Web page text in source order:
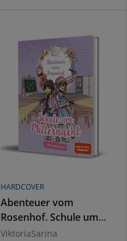
HARDCOVER
Abenteuer vom
Rosenhof. Schule um
Mitternacht
ViktoriaSarina